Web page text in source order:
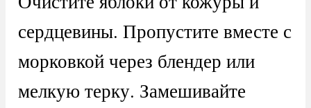
сердцевины. Пропустите вместе с
морковкой через блендер или
мелкую терку. Замешивайте